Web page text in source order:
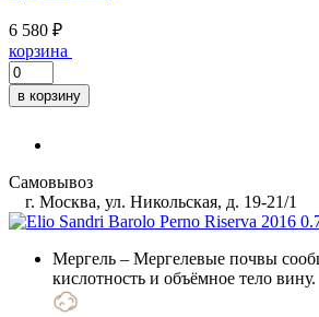
6 580 ₽
корзина
в корзину
Самовывоз
г. Москва, ул. Никольская, д. 19-21/1
Мергель – Мергелевые почвы
кислотность и объёмное тело вину.